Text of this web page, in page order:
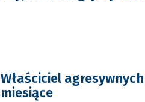
Właściciel
miesiące